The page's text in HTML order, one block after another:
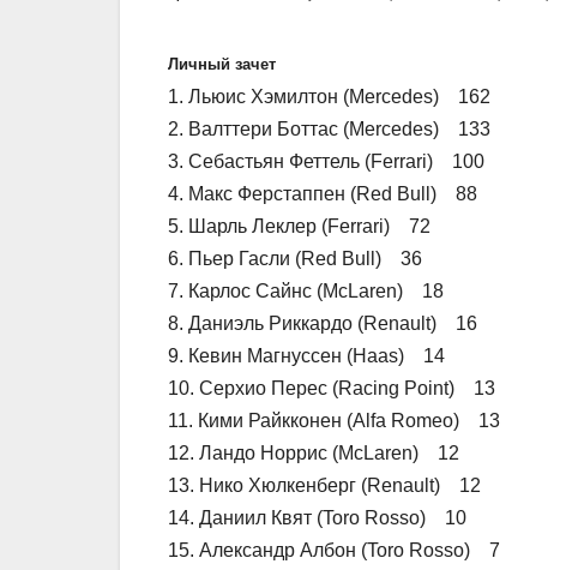
Личный зачет
1. Льюис Хэмилтон (Mercedes) 162
2. Валттери Боттас (Mercedes) 133
3. Себастьян Феттель (Ferrari) 100
4. Макс Ферстаппен (Red Bull) 88
5. Шарль Леклер (Ferrari) 72
6. Пьер Гасли (Red Bull) 36
7. Карлос Сайнс (McLaren) 18
8. Даниэль Риккардо (Renault) 16
9. Кевин Магнуссен (Haas) 14
10. Серхио Перес (Racing Point) 13
11. Кими Райкконен (Alfa Romeo) 13
12. Ландо Норрис (McLaren) 12
13. Нико Хюлкенберг (Renault) 12
14. Даниил Квят (Toro Rosso) 10
15. Александр Албон (Toro Rosso) 7